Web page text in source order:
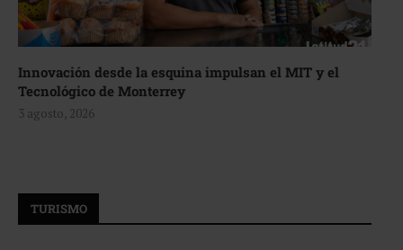
Innovación desde la esquina impulsan el MIT y el
Tecnológico de Monterrey
3 agosto, 2026
TURISMO